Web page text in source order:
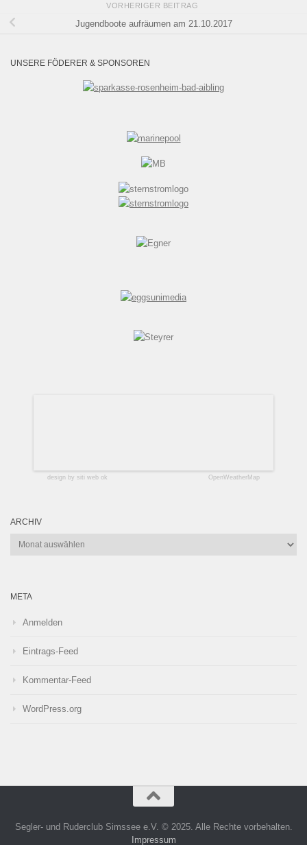
VORHERIGER BEITRAG
Jugendboote aufräumen am 21.10.2017
UNSERE FÖDERER & SPONSOREN
design by siti web ok OpenWeatherMap
ARCHIV
Archiv
META
Anmelden
Eintrags-Feed
Kommentar-Feed
WordPress.org
Segler- und Ruderclub Simssee e.V. © 2025. Alle Rechte vorbehalten.
Impressum